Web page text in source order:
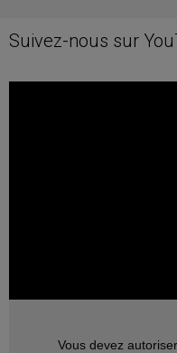
Suivez-nous sur
Vous devez